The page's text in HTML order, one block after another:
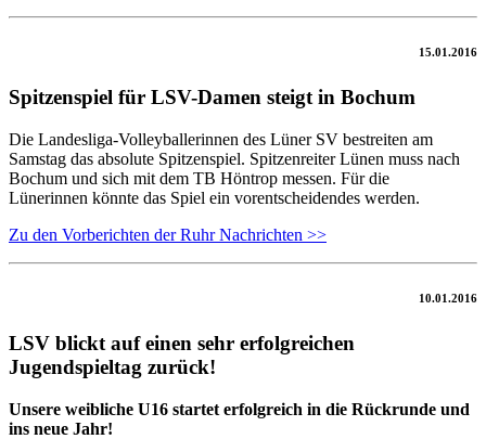
15.01.2016
Spitzenspiel für LSV-Damen steigt in Bochum
Die Landesliga-Volleyballerinnen des Lüner SV bestreiten am
Samstag das absolute Spitzenspiel. Spitzenreiter Lünen muss nach
Bochum und sich mit dem TB Höntrop messen. Für die
Lünerinnen könnte das Spiel ein vorentscheidendes werden.
Zu den Vorberichten der Ruhr Nachrichten >>
10.01.2016
LSV blickt auf einen sehr erfolgreichen
Jugendspieltag zurück!
Unsere weibliche U16 startet erfolgreich in die Rückrunde und
ins neue Jahr!